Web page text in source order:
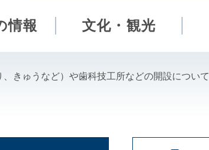
ド
索
情報 文化・観光
、きゅうなど）や歯科技工所などの開設について